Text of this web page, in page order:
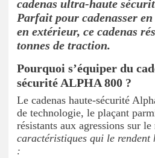
cadenas ultra-haute
Parfait pour cadenasser
en extérieur, ce cadenas
tonnes de traction.
Pourquoi s’équiper du
sécurité ALPHA 800 ?
Le cadenas haute-sécurité
de technologie, le plaçant
résistants aux agressions sur le
caractéristiques qui le rendent
: